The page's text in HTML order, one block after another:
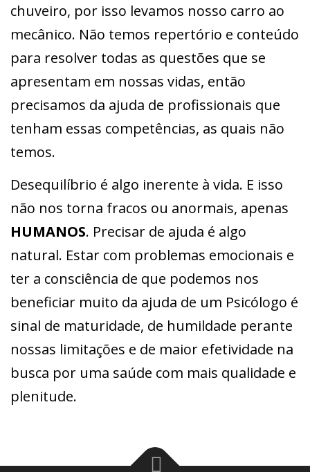
chuveiro, por isso levamos nosso carro ao
mecânico. Não temos repertório e conteúdo
para resolver todas as questões que se
apresentam em nossas vidas, então
precisamos da ajuda de profissionais que
tenham essas competências, as quais não
temos.
Desequilíbrio é algo inerente à vida. E isso
não nos torna fracos ou anormais, apenas
HUMANOS. Precisar de ajuda é algo
natural. Estar com problemas emocionais e
ter a consciência de que podemos nos
beneficiar muito da ajuda de um Psicólogo é
sinal de maturidade, de humildade perante
nossas limitações e de maior efetividade na
busca por uma saúde com mais qualidade e
plenitude.